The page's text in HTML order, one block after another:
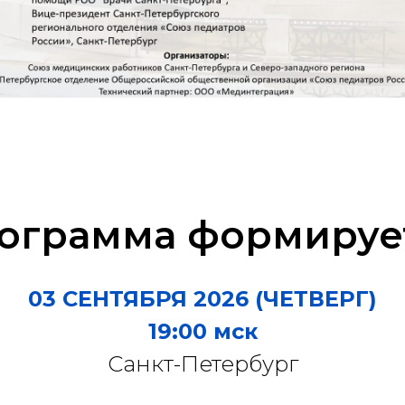
03 СЕНТЯБРЯ 2026 (ЧЕТВЕРГ)
19:00 мск
Санкт-Петербург